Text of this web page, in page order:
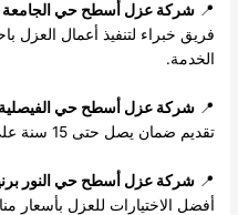
📍شركة عزل أسطح حي الجامعة
فريق خبراء لتنفيذ أعمال العزل
الخدمة.
📍شركة عزل أسطح حي الفيصلية
تقديم ضمان يصل حتى 15 سنة على أعمال العزل مع خدمة ما بعد البيع.
📍شركة عزل أسطح حي النور
أفضل الاختيارات للعزل